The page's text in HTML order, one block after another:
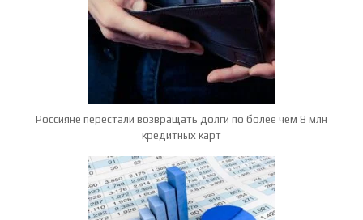
Россияне перестали возвращать долги по более чем 8 млн
кредитных карт